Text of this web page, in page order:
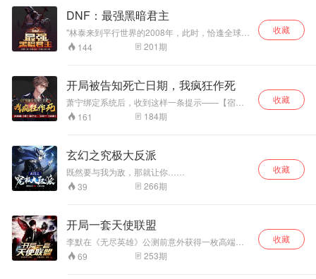
来随机出现的特
性，变成任意自
选！ 看王动如何利
用辅助系统，畅游
于这星际时代。 驾
削平所有的不服！
探索无尽的宇宙，
挑战无限的未知！
天灵根而已，不会
真有人觉得天灵根
修士很快乐
陈皮，热门主播。
代表作品《我被丧
尸咬了》等。
万的阿斯顿马丁ONE，标价35元？ 张辰：我只是
一个普通人，为什么银行，记者，领导都争抢着
要见我？ 还总有不认识的小姐姐主动要求加微
信？ 唉，好烦～
DNF：最强黑暗君主
"林泰来到平行世界的2008年，此时，恰逢全球首
部虚拟网游地下城与勇士公测，身为八百万勇士
之一，他当然是选择继续守护阿拉德大陆。 回到
很大的不同，凭借穿越者的优势，他转职成了要
求极高的黑暗君主。 一年后，地下城与勇士同步
现实，七大平行宇宙融合，数百亿玩家将面对全
盛时期的十二位使徒以及伟大的意志卡罗索。"
144 201期
收藏
开局被告知死亡日期，我疯狂作死
萧宁绑定系统后，收到这样一条提示——【宿主
将于一天后死亡！在死亡日期到来前，无论如何
您都不会死！】 在萧宁被这条提示搞得心态爆炸
顶一跃而下！奖励：1、死亡日期延后一周；2、
法拉利488一辆！】 【任务二：在百米高楼楼顶
蹦迪！奖励：1、死亡日期延后半月；2、三百平
豪宅！】 【任务三：去化工厂火场中救人！奖
励：1、死亡日期延后一月；2、一亿软妹币！】
深海中逗趣大白鲨、丛林中和森蚺拥抱、火山旁
边烫火锅的男人！ 萧宁的彪悍人生，自此开始！
161 184期
收藏
玄幻之究极大反派
既然要与我为敌，那就让你……
39
266期
收藏
开局一套天使联盟
李默在《无尽英雄》公测前意外获得一枚高端游
戏手环。 进入游戏后，李默抽奖获得了至尊宝物
天使联盟！ 大天使应征而来！ 在这款以兵种、资
69 253期
收藏